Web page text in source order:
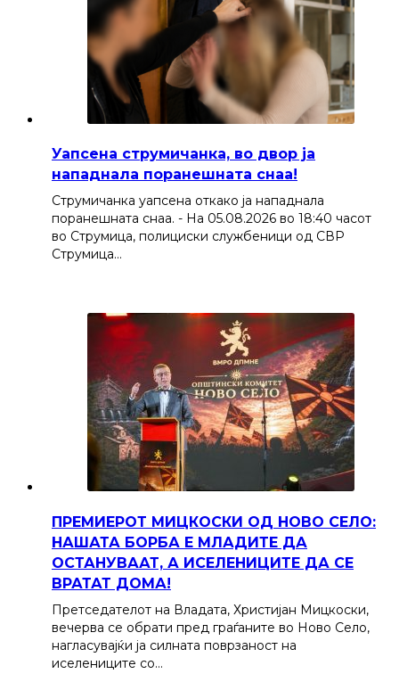
Уапсена струмичанка, во двор ја
нападнала поранешната снаа!
Струмичанка уапсена откако ја нападнала
поранешната снаа. - На 05.08.2026 во 18:40 часот
во Струмица, полициски службеници од СВР
Струмица…
ПРЕМИЕРОТ МИЦКОСКИ ОД НОВО СЕЛО:
НАШАТА БОРБА Е МЛАДИТЕ ДА
ОСТАНУВААТ, А ИСЕЛЕНИЦИТЕ ДА СЕ
ВРАТАТ ДОМА!
Претседателот на Владата, Христијан Мицкоски,
вечерва се обрати пред граѓаните во Ново Село,
нагласувајќи ја силната поврзаност на
иселениците со…